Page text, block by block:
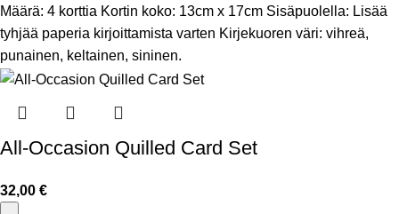
Määrä: 4 korttia Kortin koko: 13cm x 17cm Sisäpuolella: Lisää
tyhjää paperia kirjoittamista varten Kirjekuoren väri: vihreä,
punainen, keltainen, sininen.
All-Occasion Quilled Card Set
32,00 €